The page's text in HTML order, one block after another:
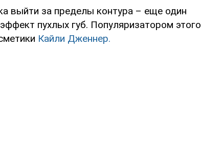
выйти за пределы контура – еще один
пухлых губ. Популяризатором этого
Кайли Дженнер.